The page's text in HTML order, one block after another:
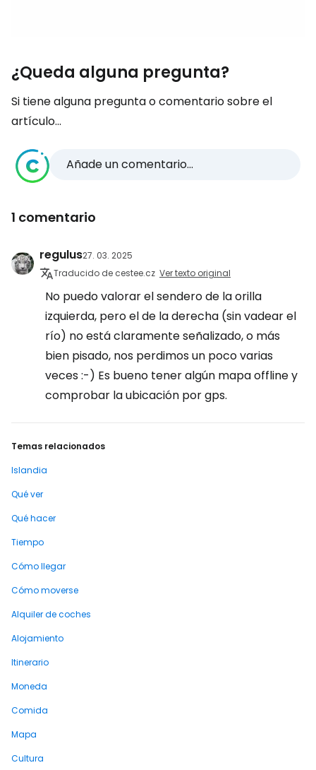
¿Queda alguna pregunta?
Si tiene alguna pregunta o comentario sobre el
artículo...
Añade un comentario...
1 comentario
regulus27. 03. 2025
Traducido de cestee.cz Ver texto original
No puedo valorar el sendero de la orilla
izquierda, pero el de la derecha (sin vadear el
río) no está claramente señalizado, o más
bien pisado, nos perdimos un poco varias
veces :-) Es bueno tener algún mapa offline y
comprobar la ubicación por gps.
Temas relacionados
Islandia
Qué ver
Qué hacer
Tiempo
Cómo llegar
Cómo moverse
Alquiler de coches
Alojamiento
Itinerario
Moneda
Comida
Mapa
Cultura